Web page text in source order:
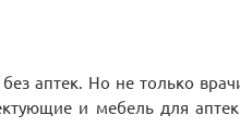
без аптек. Но не только
и мебель для